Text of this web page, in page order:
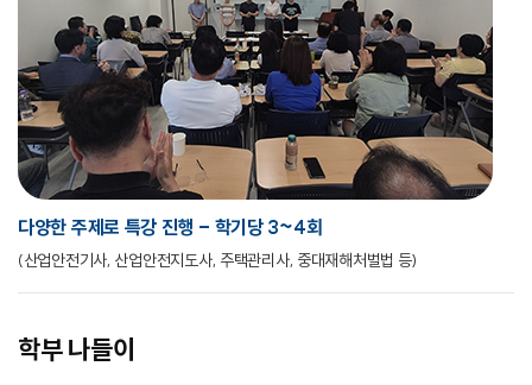
다양한 주제로 특강 진행 - 학기당 3~4회
(산업안전기사, 산업안전지도사, 주택관리사, 중대재해처벌법 등)
학부 나들이